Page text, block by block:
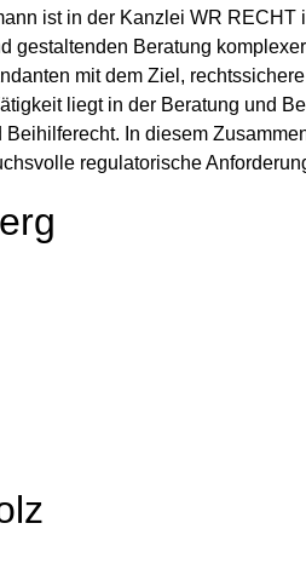
ist in der Kanzlei WR
gestaltenden Beratung
mit dem Ziel,
liegt in der Beratung und
In diesem
regulatorische